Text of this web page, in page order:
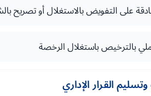
على التفويض بالاستغلال أو تصريح
بالترخيص باستغلال الرخصة
القرار الإداري